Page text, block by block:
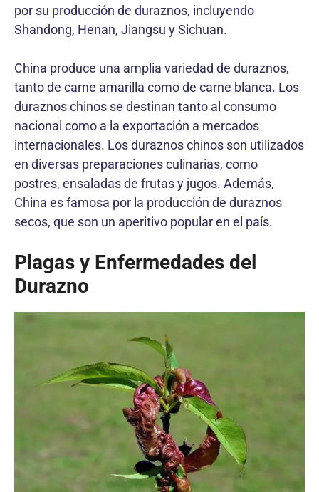
por su producción de duraznos, incluyendo
Shandong, Henan, Jiangsu y Sichuan.
China produce una amplia variedad de duraznos,
tanto de carne amarilla como de carne blanca. Los
duraznos chinos se destinan tanto al consumo
nacional como a la exportación a mercados
internacionales. Los duraznos chinos son utilizados
en diversas preparaciones culinarias, como
postres, ensaladas de frutas y jugos. Además,
China es famosa por la producción de duraznos
secos, que son un aperitivo popular en el país.
Plagas y Enfermedades del
Durazno